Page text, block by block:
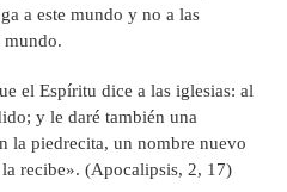
a este mundo y no a las
mundo.
el Espíritu dice a las iglesias: al
y le daré también una
la piedrecita, un nombre nuevo
recibe». (Apocalipsis, 2, 17)